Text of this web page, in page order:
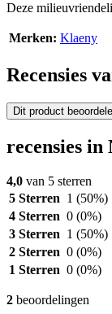
Deze
Merken: Klaeny
Recensies
Dit product
recensies
4,0 van 5 sterren
5 Sterren 1 (50%)
4 Sterren 0 (0%)
3 Sterren 1 (50%)
2 Sterren 0 (0%)
1 Sterren 0 (0%)
2 beoordelingen